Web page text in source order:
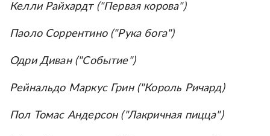
Келли Райхардт ("Первая корова")
Паоло Соррентино ("Рука бога")
Одри Диван ("Событие")
Рейнальдо Маркус Грин ("Король Ричард)
Пол Томас Андерсон ("Лакричная пицца")